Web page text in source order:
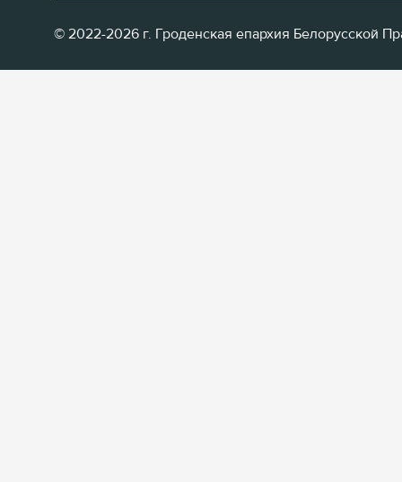
© 2022-2026 г. Гроденская епархия Белорусской